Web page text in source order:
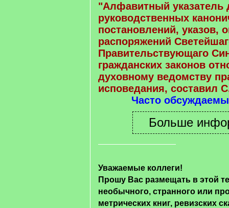
"Алфавитный указатель
руководственных
постановлений, указов,
распоряжений
Правительствующаго
гражданских законов
духовному ведомству
исповедания, составил
Часто
Уважаемые коллеги!
Прошу Вас размещать в этой
необычного, странного или
метрических книг, ревизских